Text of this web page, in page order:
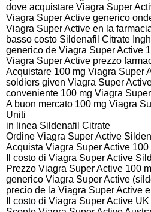
dove acquistare Viagra Super
Viagra Super Active generico
Viagra Super Active en la
basso costo Sildenafil Citrate
generico de Viagra Super Active
Viagra Super Active prezzo
Acquistare 100 mg Viagra Super
soldiers given Viagra Super
conveniente 100 mg Viagra
A buon mercato 100 mg Viagra
Uniti
in linea Sildenafil Citrate
Ordine Viagra Super Active
Acquista Viagra Super Active 100
Il costo di Viagra Super Active
Prezzo Viagra Super Active 100
generico Viagra Super Active
precio de la Viagra Super Active
Il costo di Viagra Super Active UK